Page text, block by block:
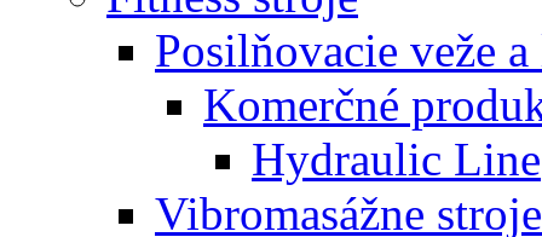
Posilňovacie veže
Komerčné
Hydraulic Line
Vibromasážne stroje